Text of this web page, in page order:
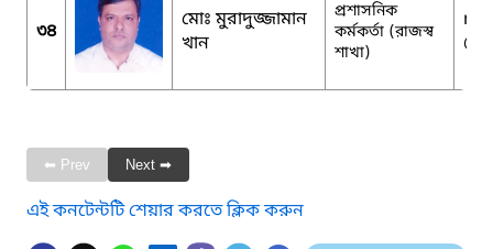
৩৪
মোঃ মুরাদুজ্জামান
খান
প্রশাসনিক
কর্মকর্তা (রাজস্ব
শাখা)
⬅ Prev Next ➡
এই কনটেন্টটি শেয়ার করতে ক্লিক করুন